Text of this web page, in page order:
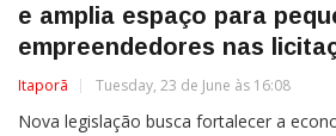
e amplia espaço para
empreendedores nas
Itaporã Tuesday, 23 de June às 16:08
Nova legislação busca fortalecer a